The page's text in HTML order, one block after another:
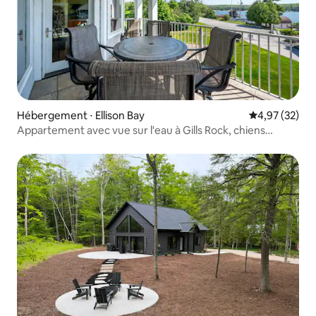
Hébergement ⋅ Ellison Bay Évaluation
4,97 (32)
Appartement avec vue sur l'eau à Gills Rock, chiens